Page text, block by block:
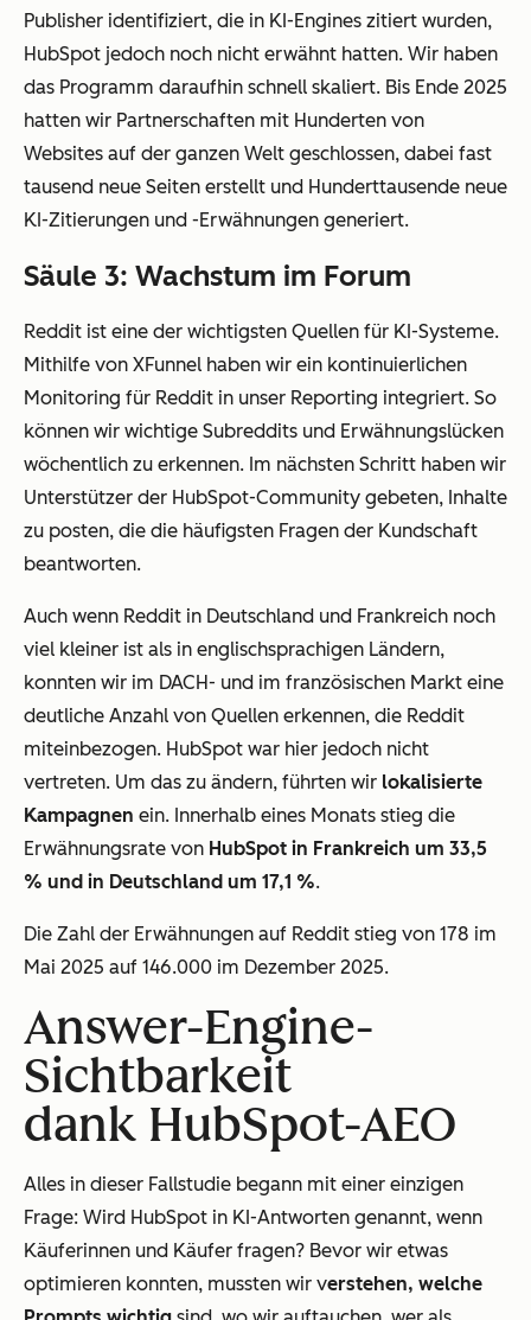
Publisher identifiziert, die in KI-Engines zitiert wurden,
HubSpot jedoch noch nicht erwähnt hatten. Wir haben
das Programm daraufhin schnell skaliert. Bis Ende 2025
hatten wir Partnerschaften mit Hunderten von
Websites auf der ganzen Welt geschlossen, dabei fast
tausend neue Seiten erstellt und Hunderttausende neue
KI-Zitierungen und -Erwähnungen generiert.
Säule 3: Wachstum im Forum
Reddit ist eine der wichtigsten Quellen für KI-Systeme.
Mithilfe von XFunnel haben wir ein kontinuierlichen
Monitoring für Reddit in unser Reporting integriert. So
können wir wichtige Subreddits und Erwähnungslücken
wöchentlich zu erkennen. Im nächsten Schritt haben wir
Unterstützer der HubSpot-Community gebeten, Inhalte
zu posten, die die häufigsten Fragen der Kundschaft
beantworten.
Auch wenn Reddit in Deutschland und Frankreich noch
viel kleiner ist als in englischsprachigen Ländern,
konnten wir im DACH- und im französischen Markt eine
deutliche Anzahl von Quellen erkennen, die Reddit
miteinbezogen. HubSpot war hier jedoch nicht
vertreten. Um das zu ändern, führten wir lokalisierte
Kampagnen ein. Innerhalb eines Monats stieg die
Erwähnungsrate von HubSpot in Frankreich um 33,5
% und in Deutschland um 17,1 %.
Die Zahl der Erwähnungen auf Reddit stieg von 178 im
Mai 2025 auf 146.000 im Dezember 2025.
Answer-Engine-
Sichtbarkeit
dank HubSpot-AEO
Alles in dieser Fallstudie begann mit einer einzigen
Frage: Wird HubSpot in KI-Antworten genannt, wenn
Käuferinnen und Käufer fragen? Bevor wir etwas
optimieren konnten, mussten wir verstehen, welche